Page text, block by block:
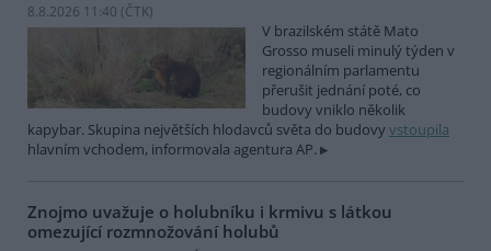
8.8.2026 11:40 (ČTK)
V brazilském státě Mato
Grosso museli minulý týden v
regionálním parlamentu
přerušit jednání poté, co
budovy vniklo několik
kapybar. Skupina největších hlodavců světa do budovy vstoupila
hlavním vchodem, informovala agentura AP.
Znojmo uvažuje o holubníku i krmivu s látkou
omezující rozmnožování holubů